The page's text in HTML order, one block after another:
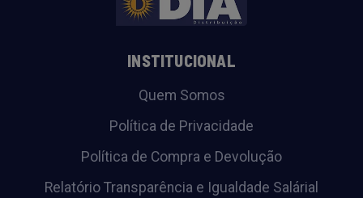
INSTITUCIONAL
Quem Somos
Política de Privacidade
Política de Compra e Devolução
Relatório Transparência e Igualdade Salárial